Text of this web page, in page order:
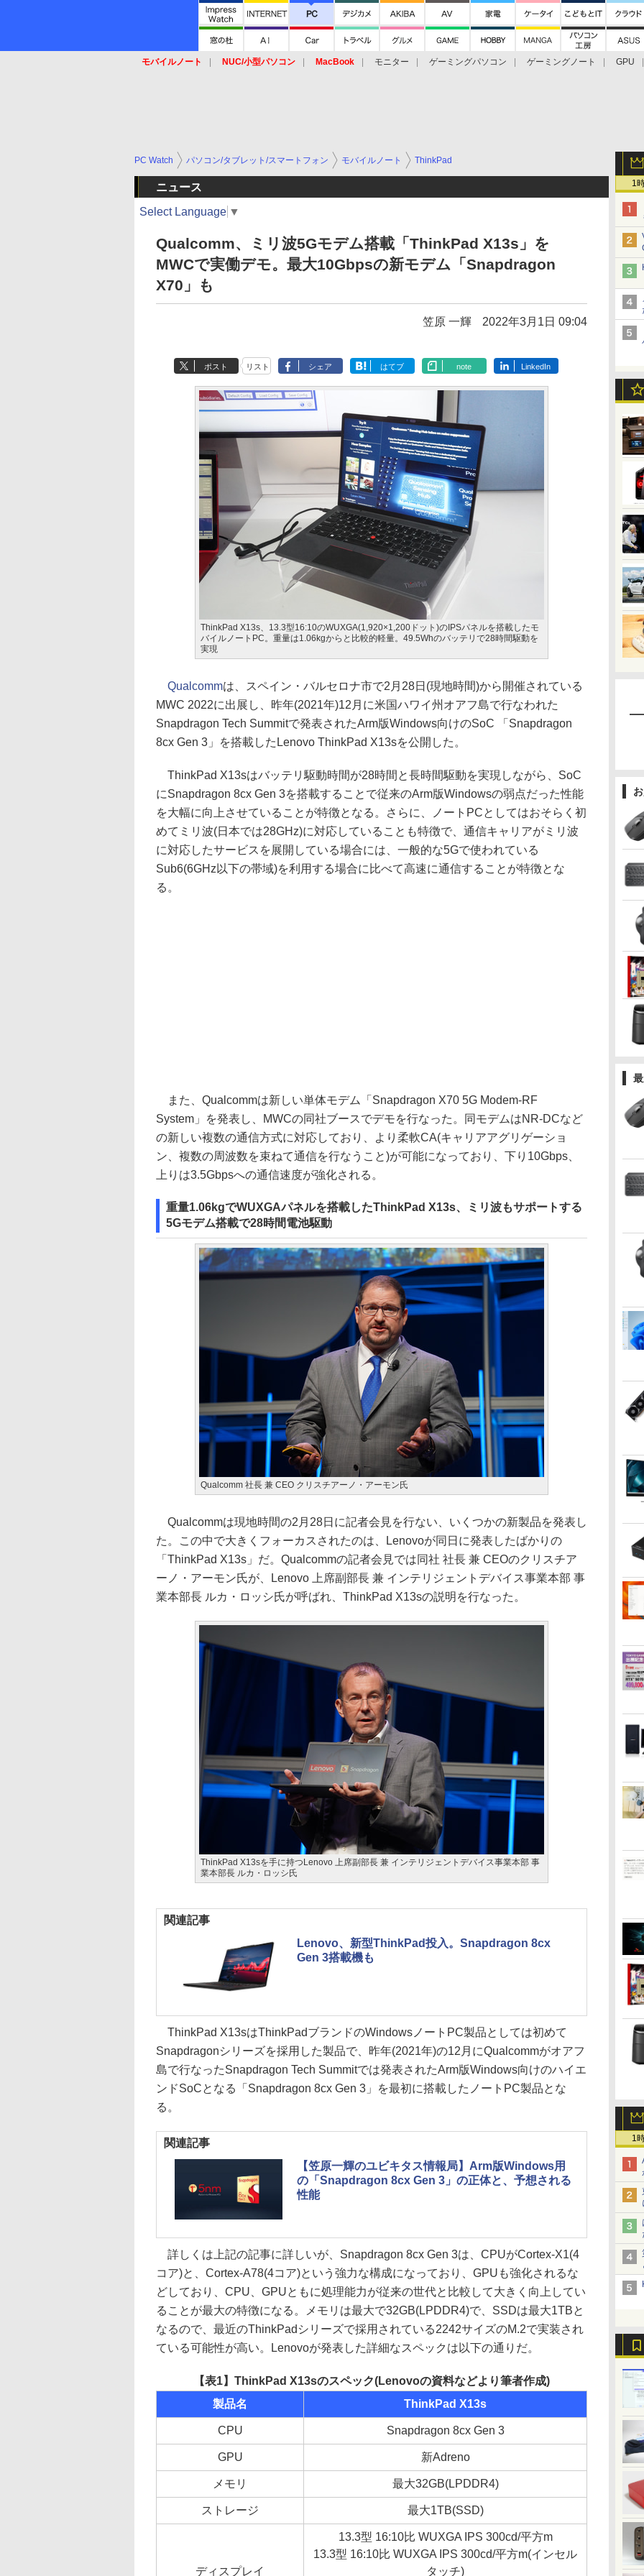
モバイルノート NUC/小型パソコン MacBook モニター ゲーミングパソコン ゲーミングノート
GPU
1
1
PC Watch パソコン/タブレット/スマートフォン モバイルノート ThinkPad
ニュース
Select Language ▼
Qualcomm、ミリ波5Gモデム搭載「ThinkPad X13s」を
MWCで実働デモ。最大10Gbpsの新モデム「Snapdragon
X70」も
笠原 一輝 2022年3月1日 09:04
ポスト リスト シェア はてブ note LinkedIn
ThinkPad X13s、13.3型16:10のWUXGA(1,920×1,200ドット)のIPSパネルを搭載したモ
バイルノートPC。重量は1.06kgからと比較的軽量。49.5Whのバッテリで28時間駆動を
実現
Qualcommは、スペイン・バルセロナ市で2月28日(現地時間)から開催されている
MWC 2022に出展し、昨年(2021年)12月に米国ハワイ州オアフ島で行なわれた
Snapdragon Tech Summitで発表されたArm版Windows向けのSoC 「Snapdragon
8cx Gen 3」を搭載したLenovo ThinkPad X13sを公開した。
ThinkPad X13sはバッテリ駆動時間が28時間と長時間駆動を実現しながら、SoC
にSnapdragon 8cx Gen 3を搭載することで従来のArm版Windowsの弱点だった性能
を大幅に向上させていることが特徴となる。さらに、ノートPCとしてはおそらく初
めてミリ波(日本では28GHz)に対応していることも特徴で、通信キャリアがミリ波
に対応したサービスを展開している場合には、一般的な5Gで使われている
Sub6(6GHz以下の帯域)を利用する場合に比べて高速に通信することが特徴とな
る。
また、Qualcommは新しい単体モデム「Snapdragon X70 5G Modem-RF
System」を発表し、MWCの同社ブースでデモを行なった。同モデムはNR-DCなど
の新しい複数の通信方式に対応しており、より柔軟CA(キャリアアグリゲーショ
ン、複数の周波数を束ねて通信を行なうこと)が可能になっており、下り10Gbps、
上りは3.5Gbpsへの通信速度が強化される。
重量1.06kgでWUXGAパネルを搭載したThinkPad X13s、ミリ波もサポートする
5Gモデム搭載で28時間電池駆動
Qualcomm 社長 兼 CEO クリスチアーノ・アーモン氏
Qualcommは現地時間の2月28日に記者会見を行ない、いくつかの新製品を発表し
た。この中で大きくフォーカスされたのは、Lenovoが同日に発表したばかりの
「ThinkPad X13s」だ。Qualcommの記者会見では同社 社長 兼 CEOのクリスチア
ーノ・アーモン氏が、Lenovo 上席副部長 兼 インテリジェントデバイス事業本部 事
業本部長 ルカ・ロッシ氏が呼ばれ、ThinkPad X13sの説明を行なった。
ThinkPad X13sを手に持つLenovo 上席副部長 兼 インテリジェントデバイス事業本部 事
業本部長 ルカ・ロッシ氏
関連記事
Lenovo、新型ThinkPad投入。Snapdragon 8cx
Gen 3搭載機も
ThinkPad X13sはThinkPadブランドのWindowsノートPC製品としては初めて
Snapdragonシリーズを採用した製品で、昨年(2021年)の12月にQualcommがオアフ
島で行なったSnapdragon Tech Summitでは発表されたArm版Windows向けのハイエ
ンドSoCとなる「Snapdragon 8cx Gen 3」を最初に搭載したノートPC製品とな
る。
関連記事
【笠原一輝のユビキタス情報局】Arm版Windows用
の「Snapdragon 8cx Gen 3」の正体と、予想される
性能
詳しくは上記の記事に詳しいが、Snapdragon 8cx Gen 3は、CPUがCortex-X1(4
コア)と、Cortex-A78(4コア)という強力な構成になっており、GPUも強化されるな
どしており、CPU、GPUともに処理能力が従来の世代と比較して大きく向上してい
ることが最大の特徴になる。メモリは最大で32GB(LPDDR4)で、SSDは最大1TBと
なるので、最近のThinkPadシリーズで採用されている2242サイズのM.2で実装され
ている可能性が高い。Lenovoが発表した詳細なスペックは以下の通りだ。
【表1】ThinkPad X13sのスペック(Lenovoの資料などより筆者作成)
製品名
ThinkPad X13s
CPU Snapdragon 8cx Gen 3
GPU 新Adreno
メモリ 最大32GB(LPDDR4)
ストレージ 最大1TB(SSD)
ディスプレイ
13.3型 16:10比 WUXGA IPS 300cd/平方m
13.3型 16:10比 WUXGA IPS 300cd/平方m(インセル
タッチ)